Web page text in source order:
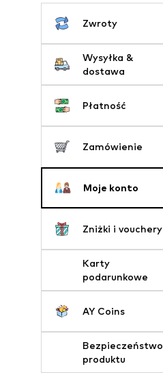
Zwroty
Wysyłka &
dostawa
Płatność
Zamówienie
Moje konto
Zniżki i vouchery
Karty
podarunkowe
AY Coins
Bezpieczeństwo
produktu